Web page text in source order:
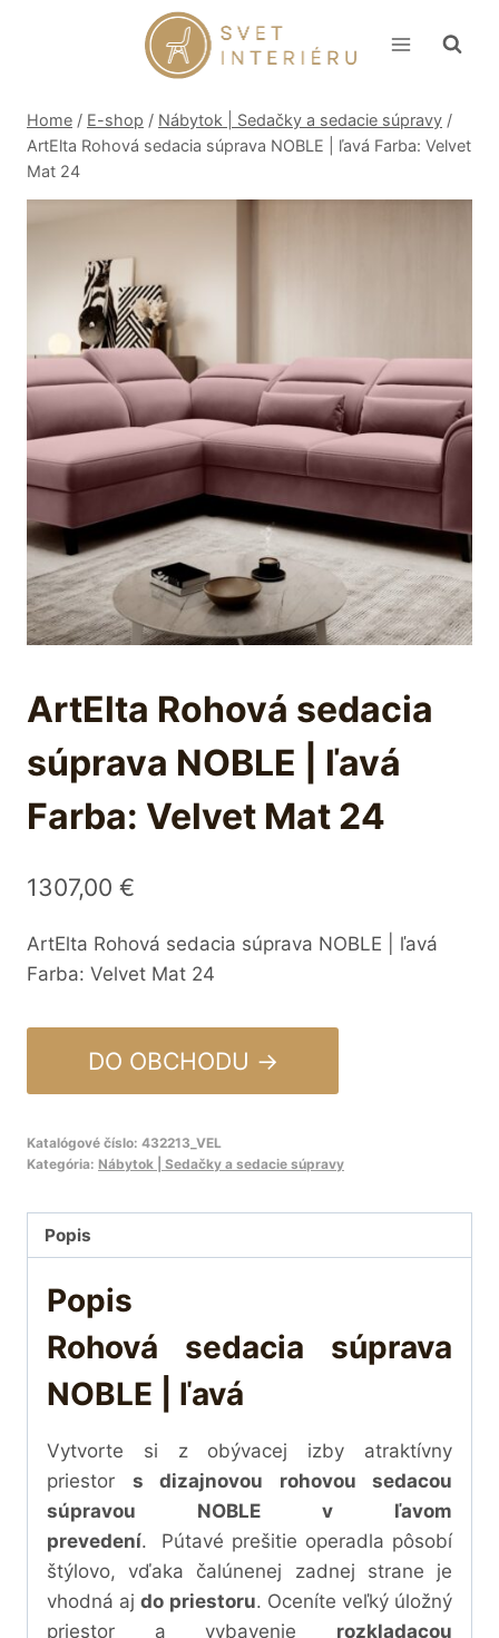
Home / E-shop / Nábytok | Sedačky a sedacie súpravy /
ArtElta Rohová sedacia súprava NOBLE | ľavá Farba: Velvet
Mat 24
ArtElta Rohová sedacia
súprava NOBLE | ľavá
Farba: Velvet Mat 24
1307,00 €
ArtElta Rohová sedacia súprava NOBLE | ľavá
Farba: Velvet Mat 24
DO OBCHODU →
Katalógové číslo: 432213_VEL
Kategória: Nábytok | Sedačky a sedacie súpravy
Popis
Popis
Rohová sedacia súprava
NOBLE | ľavá
Vytvorte si z obývacej izby atraktívny
priestor s dizajnovou rohovou sedacou
súpravou NOBLE v ľavom
prevedení.
Pútavé prešitie operadla pôsobí
štýlovo, vďaka čalúnenej zadnej strane je
vhodná ajdo priestoru. Oceníte veľký úložný
priestor avybavenie rozkladacou